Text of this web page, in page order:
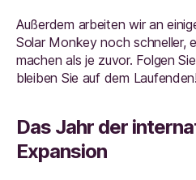
Außerdem arbeiten wir an
Solar Monkey noch schneller,
machen als je zuvor. Folgen
bleiben Sie auf dem Laufenden!
Das Jahr der
Expansion